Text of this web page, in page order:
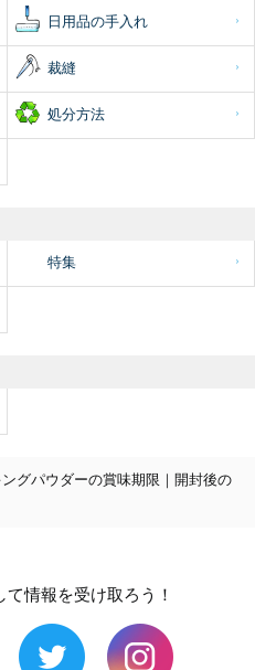
日用品の手入れ
裁縫
処分方法
特集
グパウダーの賞味期限｜開封後の
情報を受け取ろう！